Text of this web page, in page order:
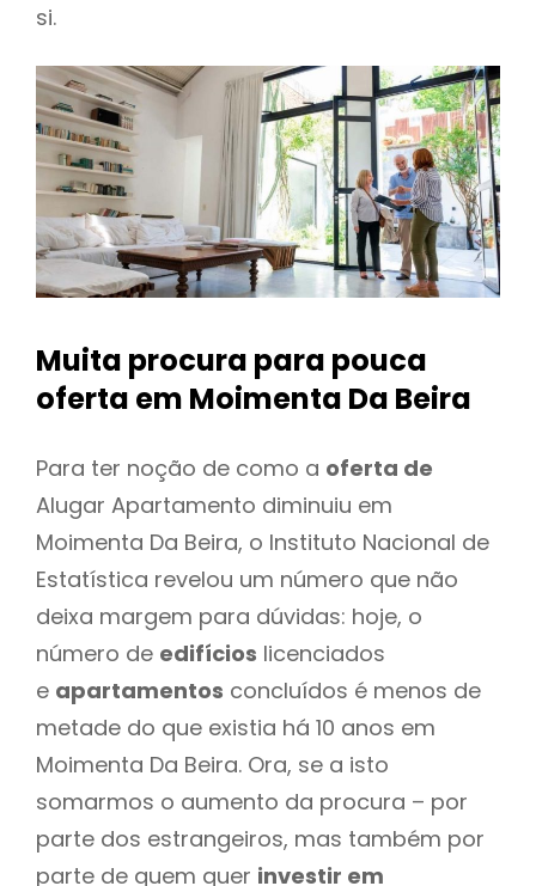
si.
Muita procura para pouca
oferta em Moimenta Da Beira
Para ter noção de como a oferta de
Alugar Apartamento diminuiu em
Moimenta Da Beira, o Instituto Nacional de
Estatística revelou um número que não
deixa margem para dúvidas: hoje, o
número de edifícios licenciados
e apartamentos concluídos é menos de
metade do que existia há 10 anos em
Moimenta Da Beira. Ora, se a isto
somarmos o aumento da procura – por
parte dos estrangeiros, mas também por
parte de quem quer investir em